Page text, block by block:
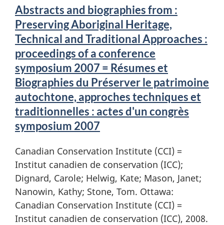
Abstracts and biographies from :
Preserving Aboriginal Heritage,
Technical and Traditional Approaches :
proceedings of a conference
symposium 2007 = Résumes et
Biographies du Préserver le patrimoine
autochtone, approches techniques et
traditionnelles : actes d'un congrès
symposium 2007
Canadian Conservation Institute (CCI) =
Institut canadien de conservation (ICC);
Dignard, Carole; Helwig, Kate; Mason, Janet;
Nanowin, Kathy; Stone, Tom. Ottawa:
Canadian Conservation Institute (CCI) =
Institut canadien de conservation (ICC), 2008.